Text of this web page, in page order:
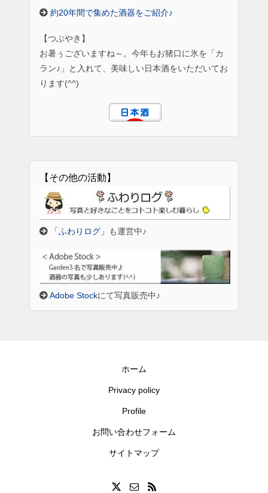
約20年間で集めた酒器をご紹介♪
【つぶやき】
お暑ぅございますね～。今年もお猪口に氷を「カ
ラン♪」と入れて、美味しい日本酒をいただいてお
ります(^^)
【その他の活動】
「ふわりログ」 も運営中♪
Adobe Stockにて写真販売中♪
ホーム
Privacy policy
Profile
お問い合わせフォーム
サイトマップ